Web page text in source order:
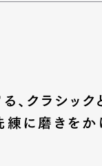
Pen Meet
Pen
、クラシック
練に磨きをか